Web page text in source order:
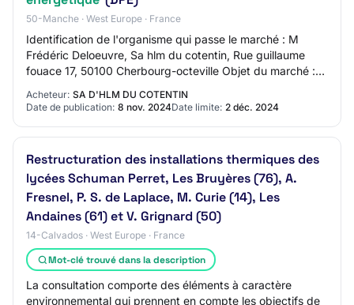
50-Manche · West Europe · France
Identification de l'organisme qui passe le marché : M
Frédéric Deloeuvre, Sa hlm du cotentin, Rue guillaume
fouace 17, 50100 Cherbourg-octeville Objet du marché :
Acheteur: SA D'HLM DU COTENTIN
Date de publication: 8 nov. 2024Date limite: 2 déc. 2024
Restructuration des installations thermiques des
lycées Schuman Perret, Les Bruyères (76), A.
Fresnel, P. S. de Laplace, M. Curie (14), Les
Andaines (61) et V. Grignard (50)
14-Calvados · West Europe · France
Mot-clé trouvé dans la description
La consultation comporte des éléments à caractère
environnemental qui prennent en compte les objectifs de